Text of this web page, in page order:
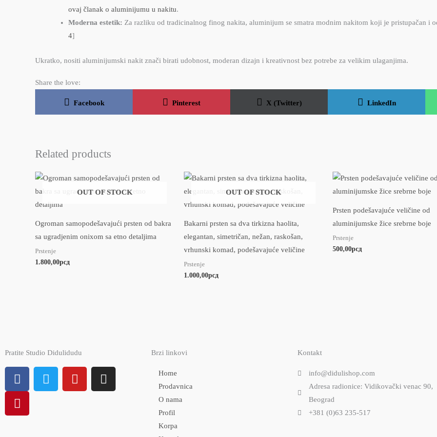
ovaj članak o aluminijumu u nakitu.
Moderna estetik: Za razliku od tradicinalnog finog nakita, aluminijum se smatra modnim nakitom koji je pristupačan i
4]
Ukratko, nositi aluminijumski nakit znači birati udobnost, moderan dizajn i kreativnost bez potrebe za velikim ulaganjima.
Share the love:
on
Facebook
on
Pinterest
on
X (Twitter)
on
LinkedIn
Related products
OUT OF STOCK
Ogroman samopodešavajući prsten od bakra
sa ugradjenim onixom sa etno detaljima
Prstenje
1.800,00рсд
OUT OF STOCK
Bakarni prsten sa dva tirkizna haolita,
elegantan, simetričan, nežan, raskošan,
vrhunski komad, podešavajuće veličine
Prstenje
1.000,00рсд
Prsten podešavajuće veličine od
aluminijumske žice srebrne boje
Prstenje
500,00рсд
Pratite Studio Didulidudu
F
a
c
e
T
w
Y
o
I
n
P
i
n
t
Brzi linkovi
Home
Prodavnica
O nama
Profil
Korpa
Kontakt
info@didulishop.com
Adresa radionice: Vidikovački venac 90,
Beograd
+381 (0)63 235-517